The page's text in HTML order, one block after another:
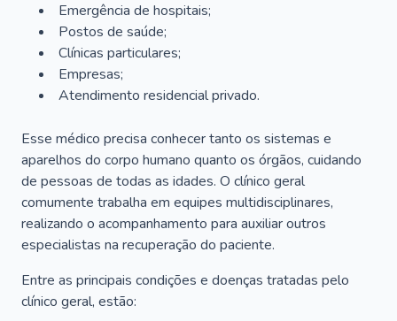
Emergência de hospitais;
Postos de saúde;
Clínicas particulares;
Empresas;
Atendimento residencial privado.
Esse médico precisa conhecer tanto os sistemas e
aparelhos do corpo humano quanto os órgãos, cuidando
de pessoas de todas as idades. O clínico geral
comumente trabalha em equipes multidisciplinares,
realizando o acompanhamento para auxiliar outros
especialistas na recuperação do paciente.
Entre as principais condições e doenças tratadas pelo
clínico geral, estão: